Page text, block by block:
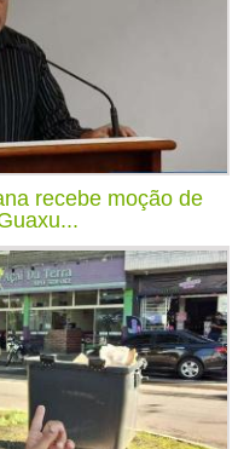
recebe moção de